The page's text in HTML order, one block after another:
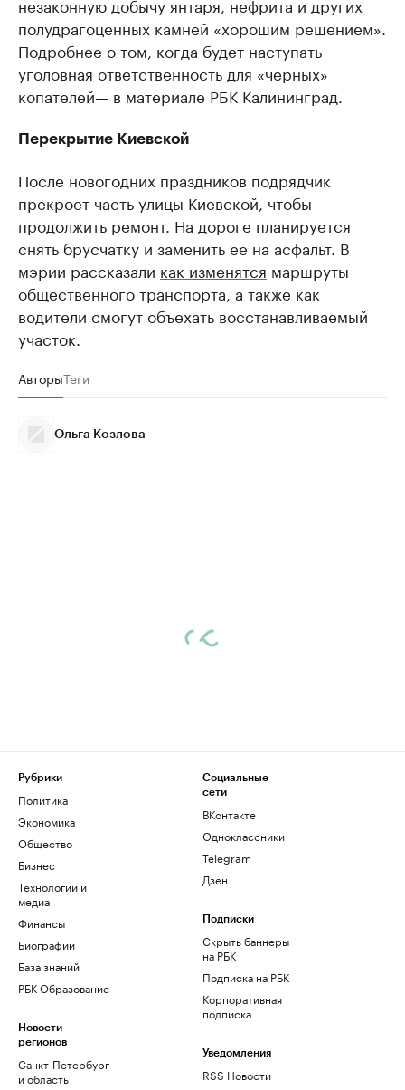
полудрагоценных камней «хорошим решением».
Подробнее о том, когда будет наступать
уголовная ответственность для «черных»
копателей— в материале РБК Калининград.
Перекрытие Киевской
После новогодних праздников подрядчик
прекроет часть улицы Киевской, чтобы
продолжить ремонт. На дороге планируется
снять брусчатку и заменить ее на асфальт. В
мэрии рассказали как изменятся маршруты
общественного транспорта, а также как
водители смогут объехать восстанавливаемый
участок.
АвторыТеги
Ольга Козлова
Рубрики
Политика
Экономика
Общество
Бизнес
Технологии и
медиа
Финансы
Биографии
База знаний
РБК Образование
Новости
регионов
Санкт-Петербург
и область
Социальные
сети
ВКонтакте
Одноклассники
Telegram
Дзен
Подписки
Скрыть баннеры
на РБК
Подписка на РБК
Корпоративная
подписка
Уведомления
RSS Новости